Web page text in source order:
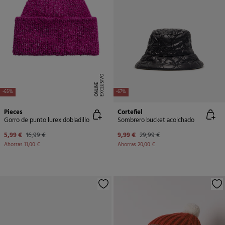
-65% E
X
C
L
U
SI
V
O
O
N
LI
N
E
Pieces
Gorro de punto lurex dobladillo
5,99 € 16,99 €
Ahorras 11,00 €
-67%
Cortefiel
Sombrero bucket acolchado
9,99 € 29,99 €
Ahorras 20,00 €